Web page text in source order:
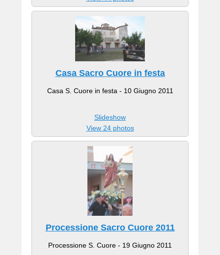
Casa Sacro Cuore in festa
Casa S. Cuore in festa - 10 Giugno 2011
Slideshow
View 24 photos
Processione Sacro Cuore 2011
Processione S. Cuore - 19 Giugno 2011